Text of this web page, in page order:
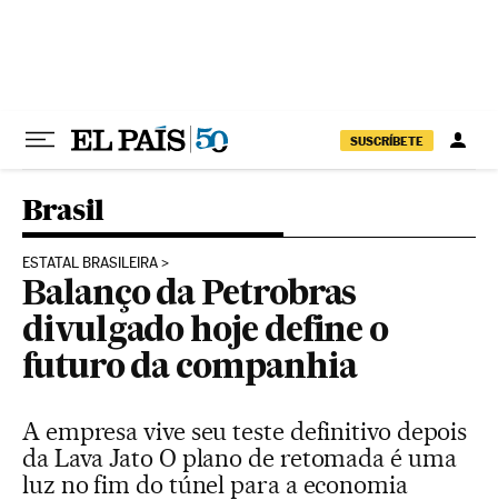
SUSCRÍBETE
Brasil
ESTATAL BRASILEIRA
Balanço da Petrobras
divulgado hoje define o
futuro da companhia
A empresa vive seu teste definitivo depois
da Lava Jato O plano de retomada é uma
luz no fim do túnel para a economia